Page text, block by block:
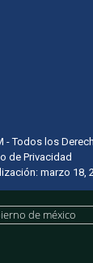
- Todos los
de Privacidad
marzo 18,